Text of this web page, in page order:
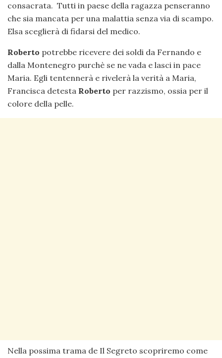
consacrata. Tutti in paese della ragazza penseranno
che sia mancata per una malattia senza via di scampo.
Elsa sceglierà di fidarsi del medico.
Roberto potrebbe ricevere dei soldi da Fernando e
dalla Montenegro purchè se ne vada e lasci in pace
Maria. Egli tentennerà e rivelerà la verità a Maria,
Francisca detesta Roberto per razzismo, ossia per il
colore della pelle.
Nella possima trama de Il Segreto scopriremo come